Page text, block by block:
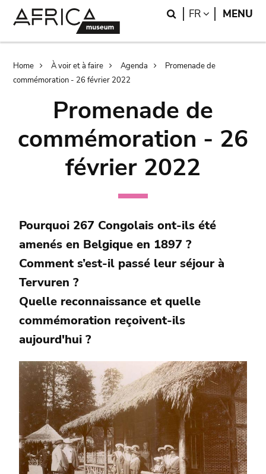
Search
FR LANGUAGE
MENU
Breadcrumb
Home À voir et à faire Agenda
Promenade de
commémoration - 26 février 2022
Promenade de
commémoration - 26
février 2022
Pourquoi 267 Congolais ont-ils été
amenés en Belgique en 1897 ?
Comment s’est-il passé leur séjour à
Tervuren ?
Quelle reconnaissance et quelle
commémoration reçoivent-ils
aujourd'hui ?